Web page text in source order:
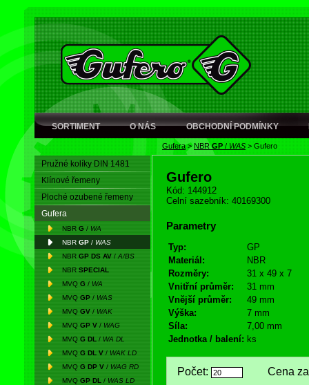
SORTIMENT O NÁS OBCHODNÍ PODMÍNKY
Gufera> NBRGP / WAS > Gufero
Pružné kolíky DIN 1481
Klínové řemeny
Ploché ozubené řemeny
Gufera
NBR G / WA
NBR GP / WAS
NBR GP DS AV / A/BS
NBR SPECIAL
MVQ G / WA
MVQ GP / WAS
MVQ GV / WAK
MVQ GP V / WAG
MVQ G DL / WA DL
MVQ G DL V / WAK LD
MVQ G DP V / WAG RD
MVQ GP DL / WAS LD
Gufero
Kód: 144912
Celní sazebník: 40169300
Parametry
Typ:
GP
Materiál:
NBR
Rozměry:
31 x 49 x 7
Vnitřní průměr:
31 mm
Vnější průměr:
49 mm
Výška:
7 mm
Síla:
7,00 mm
Jednotka / balení: ks
Počet: Cena za